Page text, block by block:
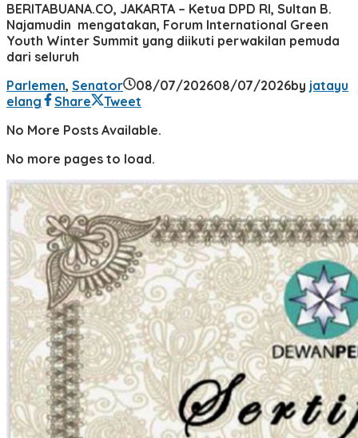
BERITABUANA.CO, JAKARTA – Ketua DPD RI, Sultan B.
Najamudin mengatakan, Forum International Green
Youth Winter Summit yang diikuti perwakilan pemuda
dari seluruh
Parlemen, Senator 08/07/202608/07/2026by jatayu
elang
Share
Tweet
No More Posts Available.
No more pages to load.